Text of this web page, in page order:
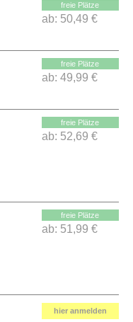
freie Plätze
ab: 50,49 €
freie Plätze
ab: 49,99 €
freie Plätze
ab: 52,69 €
freie Plätze
ab: 51,99 €
hier anmelden